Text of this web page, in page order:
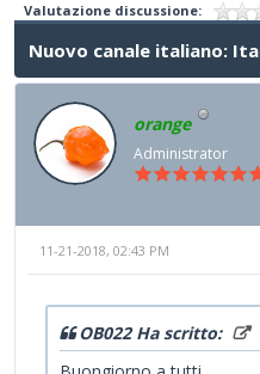
Valutazione discussione:
Nuovo canale italiano:
orange
Administrator
11-21-2018, 02:43 PM
OB022 Ha scritto: